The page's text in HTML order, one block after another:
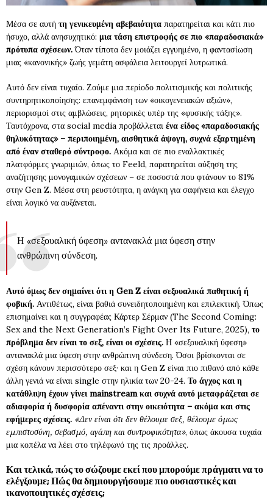
Μέσα σε αυτή τη γενικευμένη αβεβαιότητα παρατηρείται και κάτι πιο
ήσυχο, αλλά ανησυχητικό: μια τάση επιστροφής σε πιο «παραδοσιακά»
πρότυπα σχέσεων.Όταν τίποτα δεν μοιάζει εγγυημένο, η φαντασίωση
μιας «κανονικής» ζωής γεμάτη ασφάλεια λειτουργεί λυτρωτικά.
Αυτό δεν είναι τυχαίο. Ζούμε μια περίοδο πολιτισμικής και πολιτικής
συντηρητικοποίησης: επανεμφάνιση των «οικογενειακών αξιών»,
περιορισμοί στις αμβλώσεις, ρητορικές υπέρ της «φυσικής τάξης».
Ταυτόχρονα, στα social media προβάλλεται ένα είδος «παραδοσιακής
θηλυκότητας» – περιποιημένη, αισθητικά άψογη, συχνά εξαρτημένη
από έναν σταθερό σύντροφο. Ακόμα και σε πιο εναλλακτικές
πλατφόρμες γνωριμιών, όπως το Feeld, παρατηρείται αύξηση της
αναζήτησης μονογαμικών σχέσεων – σε ποσοστά που φτάνουν το 81%
στην Gen Z. Μέσα στη ρευστότητα, η ανάγκη για σαφήνεια και έλεγχο
είναι λογικό να αυξάνεται.
Η «σεξουαλική ύφεση» αντανακλά μια ύφεση στην
ανθρώπινη σύνδεση.
Αυτό όμως δεν σημαίνει ότι η Gen Z είναι σεξουαλικά παθητική ή
φοβική. Αντιθέτως, είναι βαθιά συνειδητοποιημένη και επιλεκτική. Όπως
επισημαίνει και η συγγραφέας Κάρτερ Σέρμαν (The Second Coming:
Sex and the Next Generation’s Fight Over Its Future, 2025), το
πρόβλημα δεν είναι το σεξ, είναι οι σχέσεις. Η «σεξουαλική ύφεση»
αντανακλά μια ύφεση στην ανθρώπινη σύνδεση. Όσοι βρίσκονται σε
σχέση κάνουν περισσότερο σεξ· και η Gen Z είναι πιο πιθανό από κάθε
άλλη γενιά να είναι single στην ηλικία των 20-24. Το άγχος και η
κατάθλιψη έχουν γίνει mainstream και συχνά αυτό μεταφράζεται σε
αδιαφορία ή δυσφορία απέναντι στην οικειότητα – ακόμα και στις
εφήμερες σχέσεις. «Δεν είναι ότι δεν θέλουμε σεξ, θέλουμε όμως
εμπιστοσύνη, σεβασμό, αγάπη και συντροφικότητα», όπως άκουσα τυχαία
μια κοπέλα να λέει στο τηλέφωνό της τις προάλλες.
Και τελικά, πώς το σώζουμε εκεί που μπορούμε πράγματι να το
ελέγξουμε; Πώς θα δημιουργήσουμε πιο ουσιαστικές και
ικανοποιητικές σχέσεις;